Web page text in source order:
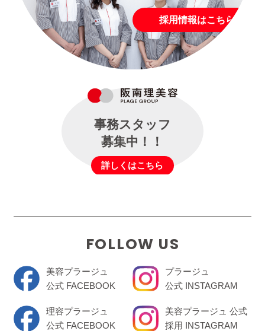
採用情報はこちら
事務スタッフ
募集中！！
詳しくはこちら
FOLLOW US
美容プラージュ
公式 FACEBOOK
理容プラージュ
公式 FACEBOOK
プラージュ
公式 INSTAGRAM
美容プラージュ 公式
採用 INSTAGRAM